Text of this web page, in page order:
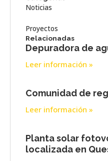
Noticias
Proyectos
Relacionadas
Depuradora de
Leer información »
Comunidad de
Leer información »
Planta solar
localizada en